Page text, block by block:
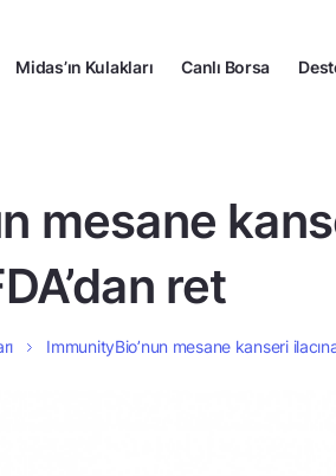
Midas’ın Kulakları Canlı Borsa
mesane
ret
ImmunityBio’nun mesane kanseri